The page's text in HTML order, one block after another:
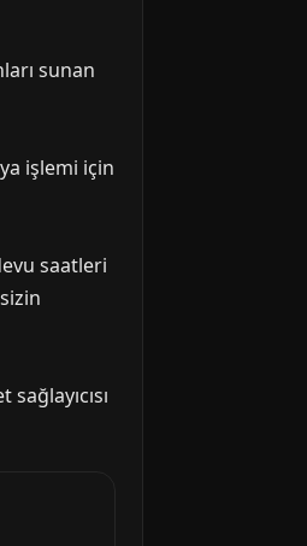
sunan
işlemi için
saatleri